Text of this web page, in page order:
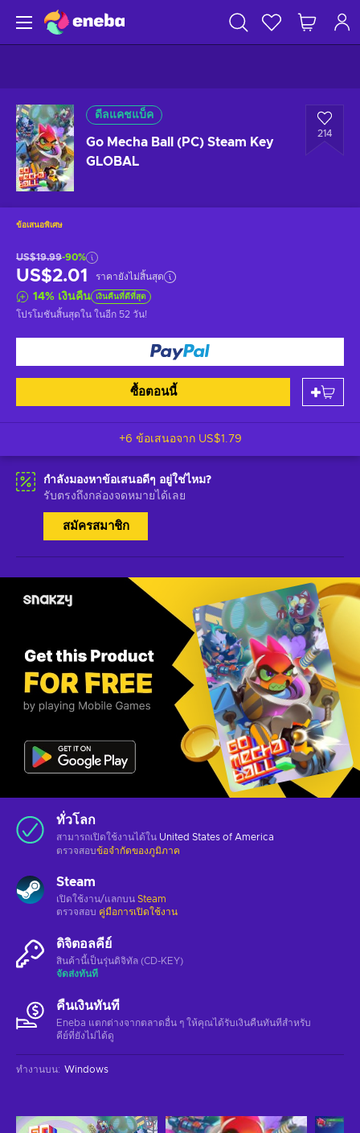
ดีลแคชแบ็ค
Go Mecha Ball (PC) Steam Key
GLOBAL
214
ข้อเสนอพิเศษ
US$19.99-90%
US$2.01 ราคายังไม่สิ้นสุด
14% เงินคืน เงินคืนที่ดีที่สุด
โปรโมชันสิ้นสุดใน ในอีก 52 วัน!
ซื้อตอนนี้
+6 ข้อเสนอจาก US$1.79
กำลังมองหาข้อเสนอดีๆ อยู่ใช่ไหม?
รับตรงถึงกล่องจดหมายได้เลย
สมัครสมาชิก
ทั่วโลก
สามารถเปิดใช้งานได้ใน United States of America
ตรวจสอบข้อจำกัดของภูมิภาค
Steam
เปิดใช้งาน/แลกบน Steam
ตรวจสอบ คู่มือการเปิดใช้งาน
ดิจิตอลคีย์
สินค้านี้เป็นรุ่นดิจิทัล (CD-KEY)
จัดส่งทันที
คืนเงินทันที
Eneba แตกต่างจากตลาดอื่น ๆ ให้คุณได้รับเงินคืนทันทีสําหรับ
คีย์ที่ยังไม่ได้ดู
ทำงานบน: Windows